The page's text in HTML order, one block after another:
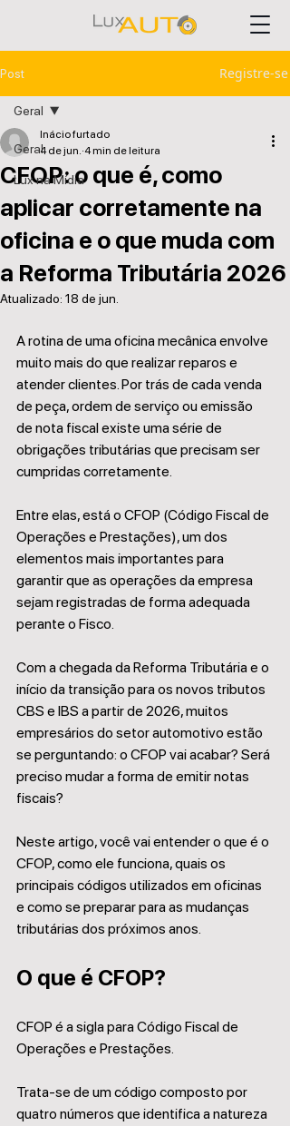
Post Registre-se
Geral
Lux na Mídia
Geral
CFOP: o que é, como
aplicar corretamente na
oficina e o que muda com
a Reforma Tributária 2026
Inácio furtado
4 de jun. 4 min de leitura
Atualizado: 18 de jun.
A rotina de uma oficina mecânica envolve
muito mais do que realizar reparos e
atender clientes. Por trás de cada venda
de peça, ordem de serviço ou emissão
de nota fiscal existe uma série de
obrigações tributárias que precisam ser
cumpridas corretamente.
Entre elas, está o CFOP (Código Fiscal de
Operações e Prestações), um dos
elementos mais importantes para
garantir que as operações da empresa
sejam registradas de forma adequada
perante o Fisco.
Com a chegada da Reforma Tributária e o
início da transição para os novos tributos
CBS e IBS a partir de 2026, muitos
empresários do setor automotivo estão
se perguntando: o CFOP vai acabar? Será
preciso mudar a forma de emitir notas
fiscais?
Neste artigo, você vai entender o que é o
CFOP, como ele funciona, quais os
principais códigos utilizados em oficinas
e como se preparar para as mudanças
tributárias dos próximos anos.
O que é CFOP?
CFOP é a sigla para Código Fiscal de
Operações e Prestações.
Trata-se de um código composto por
quatro números que identifica a natureza